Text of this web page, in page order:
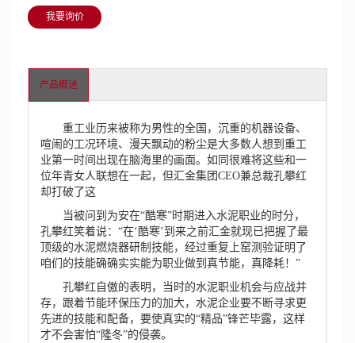
我要询价
产品概述
重工业历来被称为男性的全国，沉重的机器设备、
喧闹的工况环境、漫天飘动的粉尘是大多数人想到重工
业第一时间出现在脑海里的画面。如同很难将这些和一
位年青女人联想在一起，但汇金集团CEO兼总裁孔攀红
却打破了这
当被问到为安在“酷寒”时期进入水泥职业的时分，
孔攀红笑着说：“在‘酷寒’到来之前汇金就现已把握了最
顶级的水泥燃烧器研制技能，经过重复上窑测验证明了
咱们的技能确确实实能为职业做到真节能，真降耗！”
孔攀红自傲的表明，当时的水泥职业机会与应战并
存，跟着节能环保压力的加大，水泥企业要不断寻求更
先进的技能和配备，要使真实的“精品”锋芒毕露，这样
才不会害怕“隆冬”的侵袭。